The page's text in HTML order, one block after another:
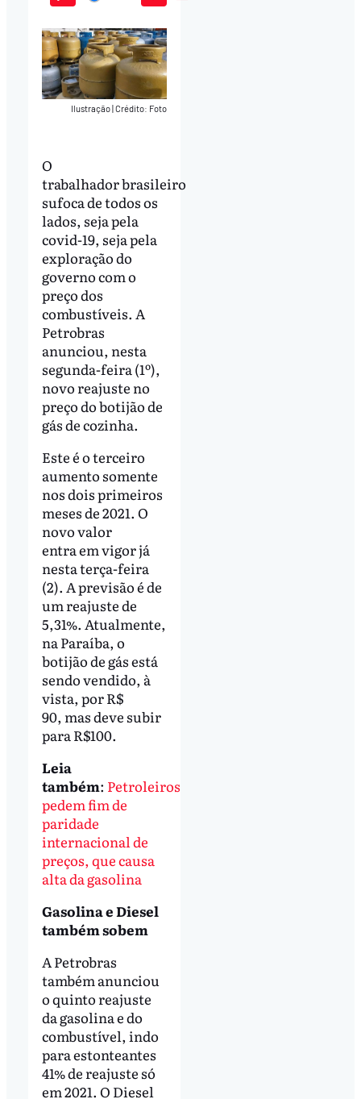
Play Mute
Ilustração|Crédito: Foto
O
trabalhador brasileiro
sufoca de todos os
lados, seja pela
covid-19, seja pela
exploração do
governo com o
preço dos
combustíveis. A
Petrobras
anunciou, nesta
segunda-feira (1º),
novo reajuste no
preço do botijão de
gás de cozinha.
Este é o terceiro
aumento somente
nos dois primeiros
meses de 2021. O
novo valor
entra em vigor já
nesta terça-feira
(2). A previsão é de
um reajuste de
5,31%. Atualmente,
na Paraíba, o
botijão de gás está
sendo vendido, à
vista, por R$
90, mas deve subir
para R$100.
Leia
também: Petroleiros
pedem fim de
paridade
internacional de
preços, que causa
alta da gasolina
Gasolina e Diesel
também sobem
A Petrobras
também anunciou
o quinto reajuste
da gasolina e do
combustível, indo
para estonteantes
41% de reajuste só
em 2021. O Diesel